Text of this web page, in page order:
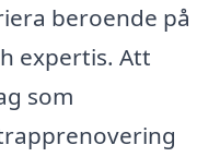
beroende på
expertis. Att
som